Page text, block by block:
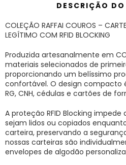
DESCRIÇÃO
COLEÇÃO RAFFAI COUROS –
LEGÍTIMO COM RFID BLOCKING
Produzida artesanalmente em
materiais selecionados de
proporcionando um belíssimo
confortável. O design compacto
RG, CNH, cédulas e cartões de
A proteção RFID Blocking
sejam lidos ou copiados
carteira, preservando a
nossas carteiras são
envelopes de algodão